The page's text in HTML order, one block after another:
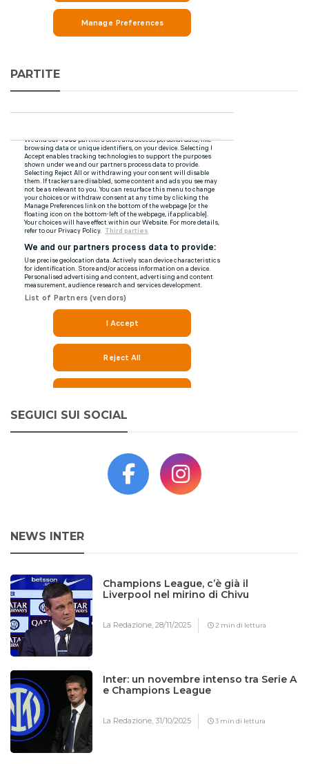
PARTITE
SEGUICI SUI SOCIAL
NEWS INTER
Champions League, c’è già il
Liverpool nel mirino di Chivu
La Redazione,28/11/2025 2 min di lettura
Inter: un novembre intenso tra Serie A
e Champions League
La Redazione,31/10/2025 3 min di lettura